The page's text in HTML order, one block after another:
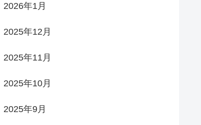
2026年1月
2025年12月
2025年11月
2025年10月
2025年9月